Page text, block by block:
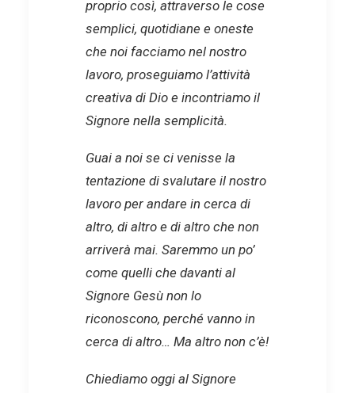
proprio così, attraverso le cose
semplici, quotidiane e oneste
che noi facciamo nel nostro
lavoro, proseguiamo l’attività
creativa di Dio e incontriamo il
Signore nella semplicità.
Guai a noi se ci venisse la
tentazione di svalutare il nostro
lavoro per andare in cerca di
altro, di altro e di altro che non
arriverà mai. Saremmo un po’
come quelli che davanti al
Signore Gesù non lo
riconoscono, perché vanno in
cerca di altro… Ma altro non c’è!
Chiediamo oggi al Signore